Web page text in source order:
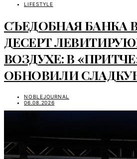
LIFESTYLE
СЪЕДОБНАЯ БАНКА
ДЕСЕРТ
ВОЗДУХЕ: В
ОБНОВИЛИ
NOBLEJOURNAL
06.08.2026